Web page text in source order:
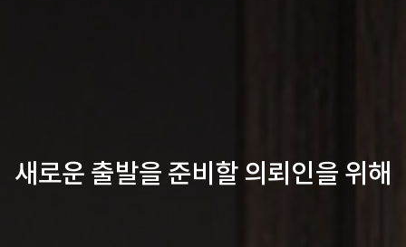
새로운 출발을 준비할 의뢰인을 위해